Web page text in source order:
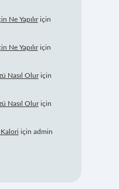
Ne Yapılıriçin
Ne Yapılıriçin
Nasıl Oluriçin
Nasıl Oluriçin
Kalori için admin